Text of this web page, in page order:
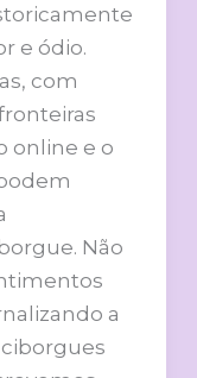
e ódio.
com
online e o
Não
a